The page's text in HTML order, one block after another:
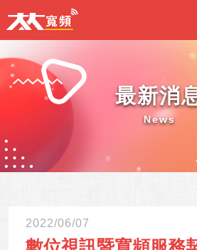
最新消
News
2022/06/07